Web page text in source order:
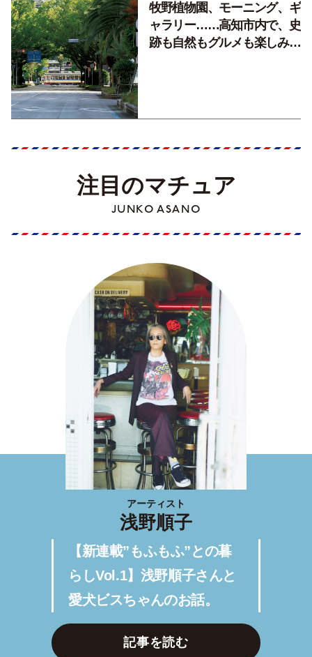
牧野植物園、モーニング、ギ
ャラリー……高知市内で、史
跡も自然もグルメも楽しみ尽
注目のマチュア
JUNKO ASANO
アーティスト
浅野順子
【新連載”もふもふ”との暮
らしVol.1】浅野順子さんと
愛犬ビスちゃんのお話。
記事を読む